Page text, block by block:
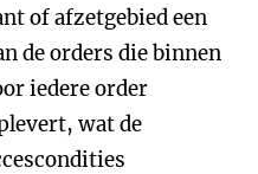
of afzetgebied een
de orders die binnen
iedere order
wat de